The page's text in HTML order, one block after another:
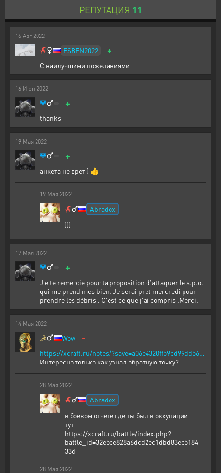
РЕПУТАЦИЯ 11
16 Авг 2022
ESBEN2022 +
С наилучшими пожеланиями
16 Июн 2022
+
thanks
19 Мая 2022
+
анкета не врет ) 👍
19 Мая 2022
Abradox
)))
17 Мая 2022
+
J e te remercie pour ta proposition d'attaquer le s.p.o.
qui me prend mes bien. Je serai pret mercredi pour
prendre les débris . C'est ce que j'ai compris .Merci.
14 Мая 2022
Wow -
https://xcraft.ru/notes/?save=a06e4320ff59cd99dd56…
Интересно только как узнал обратную точку?
28 Мая 2022
Abradox
в боевом отчете где ты был в оккупации
тут
https://xcraft.ru/battle/index.php?
battle_id=32e5ce828a6dcd2ec1dbd83ee5184
33d
28 Мая 2022